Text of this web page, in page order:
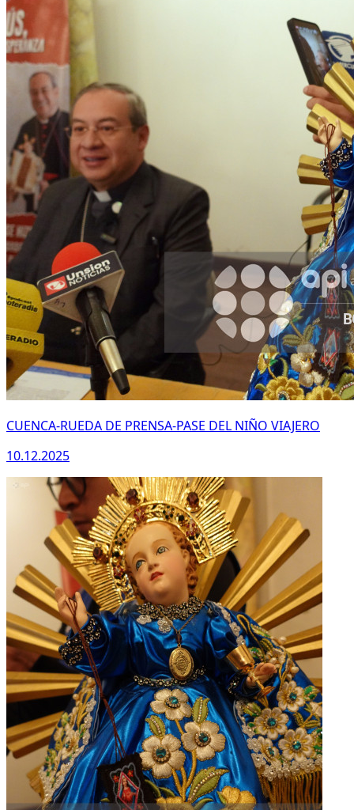
CUENCA-RUEDA DE PRENSA-PASE DEL NIÑO VIAJERO
10.12.2025